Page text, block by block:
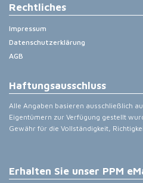
Rechtliches
Impressum
Datenschutzerklärung
AGB
Haftungsausschluss
Alle Angaben basieren ausschließlich
Eigentümern zur Verfügung gestellt
Gewähr für die Vollständigkeit,
Erhalten Sie unser PPM